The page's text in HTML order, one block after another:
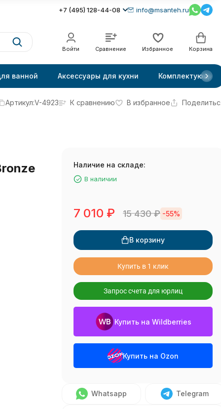
+7 (495) 128-44-08 info@msanteh.ru
Войти Сравнение Избранное Корзина
ванной Аксессуары для кухни Комплектующие
Артикул:V-4923 К сравнению В избранное
Наличие на складе:
В наличии
7 010 ₽ 15 430₽ -55%
В корзину
Купить в 1 клик
Запрос счета для юрлиц
Купить на Wildberries
Купить на Ozon
Whatsapp Telegram